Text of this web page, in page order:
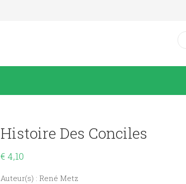
Histoire Des Conciles
€ 4,10
Auteur(s) : René Metz